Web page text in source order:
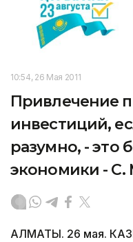
10:54, 26 Мая 2011
Привлечение
инвестиций,
разумно, - это
экономики -
АЛМАТЫ. 26 мая.